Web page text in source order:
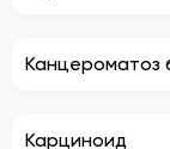
Карциноид